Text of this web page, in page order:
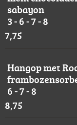
sabayon
3 - 6 - 7 - 8
7,75
Hangop met
6 - 7 - 8
8,75